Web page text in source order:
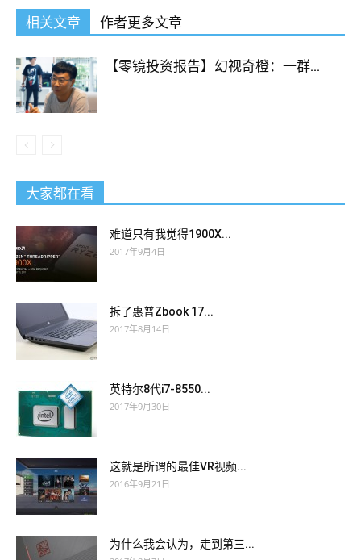
相关文章 作者更多文章
【零镜投资报告】幻视奇橙：一群...
大家都在看
难道只有我觉得1900X...
2017年9月4日
拆了惠普Zbook 17...
2017年8月14日
英特尔8代i7-8550...
2017年9月30日
这就是所谓的最佳VR视频...
2016年9月21日
为什么我会认为，走到第三...